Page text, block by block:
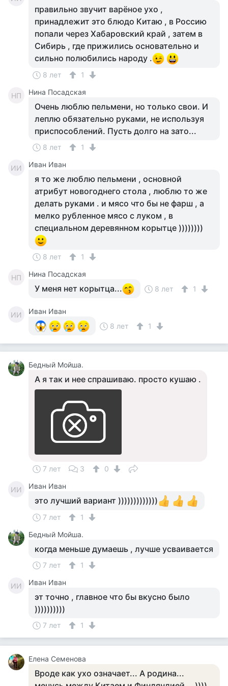
правильно звучит варёное ухо ,
принадлежит это блюдо Китаю , в Россию
попали через Хабаровский край , затем в
Сибирь , где прижились основательно и
сильно полюбились народу .
8 лет 1
НП Нина Посадская
Очень люблю пельмени, но только свои. И
леплю обязательно руками, не используя
приспособлений. Пусть долго на зато...
8 лет 1
ИИ Иван Иван
я то же люблю пельмени , основной
атрибут новогоднего стола , люблю то же
делать руками . и мясо что бы не фарш , а
мелко рубленное мясо с луком , в
специальном деревянном корытце ))))))))
8 лет 1
НП Нина Посадская
У меня нет корытца... 8 лет 1
ИИ
Иван Иван
8 лет
1
Бедный Мойша.
А я так и нее спрашиваю. просто кушаю .
7 лет 3 0
ИИ Иван Иван
это лучший вариант )))))))))))))
7 лет
1
Бедный Мойша.
когда меньше думаешь , лучше усваивается
7 лет 1
ИИ Иван Иван
эт точно , главное что бы вкусно было
))))))))))
7 лет 1
Елена Семенова
Вроде как ухо означает... А родина...